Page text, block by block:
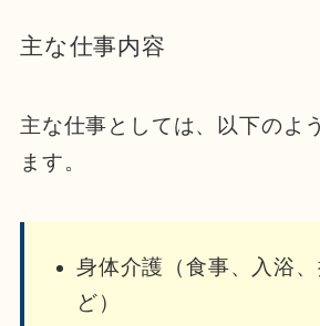
主な仕事内容
主な仕事としては、以下のよ
ます。
身体介護（食事、入浴
ど）